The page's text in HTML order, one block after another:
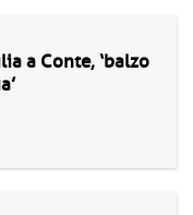
a Conte, ‘balzo